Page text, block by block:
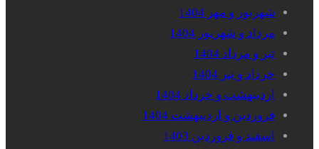
شهریور و مهر 1404
مرداد و شهریور 1404
تیر و مرداد 1404
خرداد و تیر 1404
اردیبهشت و خرداد 1404
فروردین و اردیبهشت 1404
اسفند و فروردین 1403